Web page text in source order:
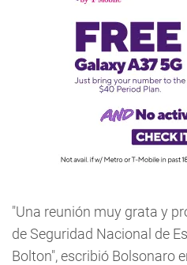
"Una reunión muy grata y
de Seguridad Nacional de
Bolton", escribió Bolsonaro